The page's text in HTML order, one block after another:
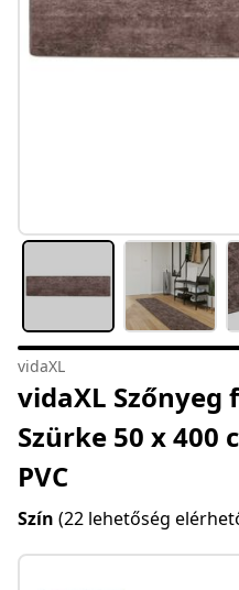
vidaXL
vidaXL Szőnyeg
Szürke 50 x 400
PVC
Szín (22 lehetőség